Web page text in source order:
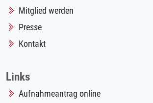
Mitglied werden
Presse
Kontakt
Links
Aufnahmeantrag online